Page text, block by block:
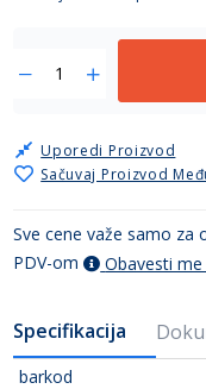
Sačuvaj Proizvod
Uporedi Proizvod
Sve cene važe samo za
PDV-om
Obavesti
Specifikacija
barkod